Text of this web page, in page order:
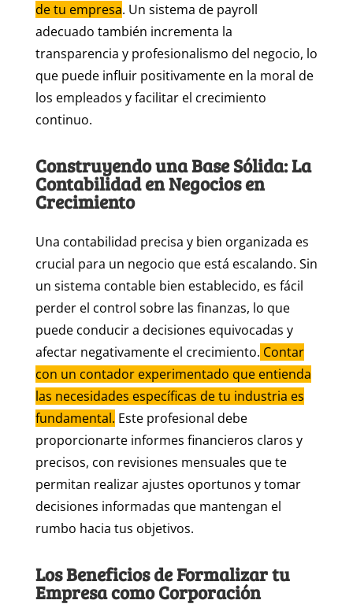
de tu empresa. Un sistema de payroll
adecuado también incrementa la
transparencia y profesionalismo del negocio, lo
que puede influir positivamente en la moral de
los empleados y facilitar el crecimiento
continuo.
Construyendo una Base Sólida: La
Contabilidad en Negocios en
Crecimiento
Una contabilidad precisa y bien organizada es
crucial para un negocio que está escalando. Sin
un sistema contable bien establecido, es fácil
perder el control sobre las finanzas, lo que
puede conducir a decisiones equivocadas y
afectar negativamente el crecimiento. Contar
con un contador experimentado que entienda
las necesidades específicas de tu industria es
fundamental. Este profesional debe
proporcionarte informes financieros claros y
precisos, con revisiones mensuales que te
permitan realizar ajustes oportunos y tomar
decisiones informadas que mantengan el
rumbo hacia tus objetivos.
Los Beneficios de Formalizar tu
Empresa como Corporación